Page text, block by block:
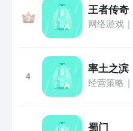
王者传奇
网络游戏|
4
率土之滨
经营策略 |
蜀门